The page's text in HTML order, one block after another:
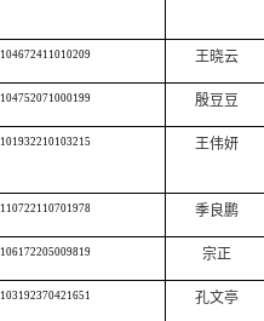
104672411010209 王晓云
104752071000199 殷豆豆
101932210103215 王伟妍
110722110701978 季良鹏
106172205009819 宗正
103192370421651 孔文亭